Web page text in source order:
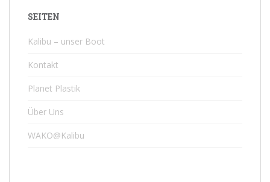
SEITEN
Kalibu – unser Boot
Kontakt
Planet Plastik
Über Uns
WAKO@Kalibu